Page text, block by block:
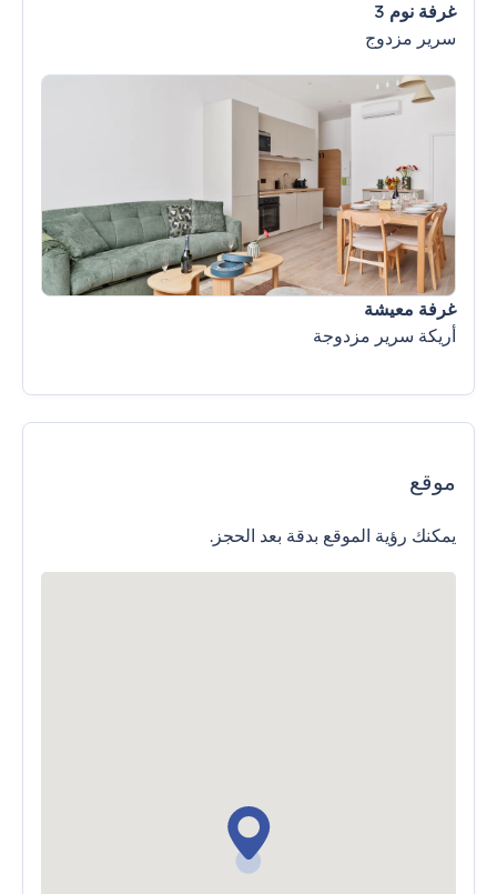
غرفة نوم 3
سرير مزدوج
غرفة معيشة
أريكة سرير مزدوجة
موقع
يمكنك رؤية الموقع بدقة بعد الحجز.